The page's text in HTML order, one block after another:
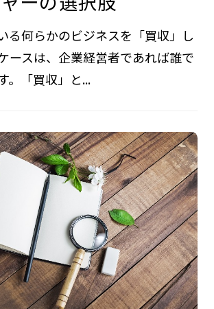
る何らかのビジネスを「買収」し
ースは、企業経営者であれば誰で
。「買収」と...